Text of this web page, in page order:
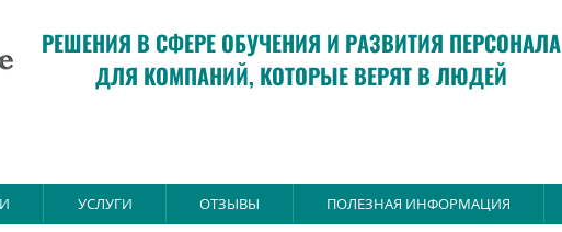
РЕШЕНИЯ В СФЕРЕ ОБУЧЕНИЯ И РАЗВИТИЯ ПЕРСОНАЛА
ДЛЯ КОМПАНИЙ, КОТОРЫЕ ВЕРЯТ В ЛЮДЕЙ
УСЛУГИ ОТЗЫВЫ ПОЛЕЗНАЯ ИНФОРМАЦИЯ